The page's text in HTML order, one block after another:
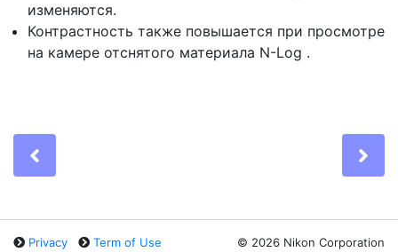
изменяются.
Контрастность также повышается при просмотре
на камере отснятого материала N-Log .
Privacy Term of Use © 2026 Nikon Corporation